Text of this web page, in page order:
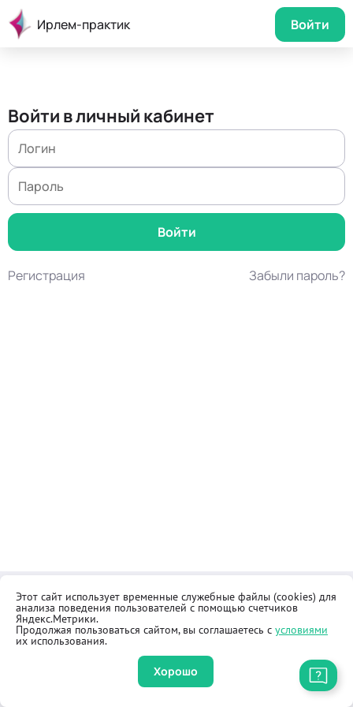
Ирлем-практик Войти
Войти в личный кабинет
Регистрация Забыли пароль?
Контакты
Как купить
Общественная приёмная
Реквизиты
Оферта
Правила продажи товаров
Этот сайт использует временные служебные файлы (cookies) для
анализа поведения пользователей с помощью счетчиков
Яндекс.Метрики.
Продолжая пользоваться сайтом, вы соглашаетесь с условиями
их использования.
Хорошо